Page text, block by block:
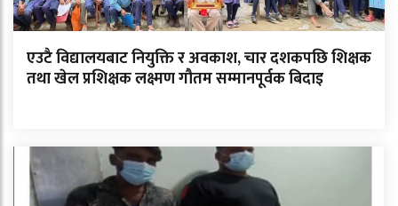
एउटै विद्यालयबाट नियुक्ति र अवकाश, चार दशकपछि शिक्षक
तथा खेल प्रशिक्षक लक्ष्मण गौतम सम्मानपूर्वक बिदाइ